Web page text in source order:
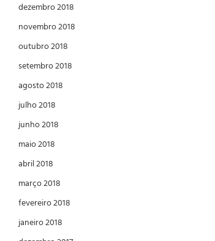
dezembro 2018
novembro 2018
outubro 2018
setembro 2018
agosto 2018
julho 2018
junho 2018
maio 2018
abril 2018
março 2018
fevereiro 2018
janeiro 2018